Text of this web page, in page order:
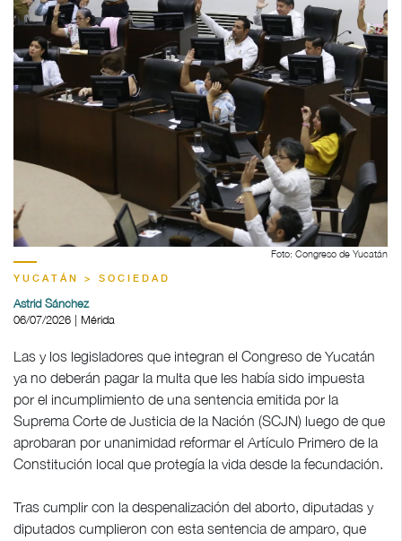
Foto: Congreso de Yucatán
YUCATÁN > SOCIEDAD
Astrid Sánchez
06/07/2026 | Mérida
Las y los legisladores que integran el Congreso de Yucatán
ya no deberán pagar la multa que les había sido impuesta
por el incumplimiento de una sentencia emitida por la
Suprema Corte de Justicia de la Nación (SCJN) luego de que
aprobaran por unanimidad reformar el Artículo Primero de la
Constitución local que protegía la vida desde la fecundación.
Tras cumplir con la despenalización del aborto, diputadas y
diputados cumplieron con esta sentencia de amparo, que